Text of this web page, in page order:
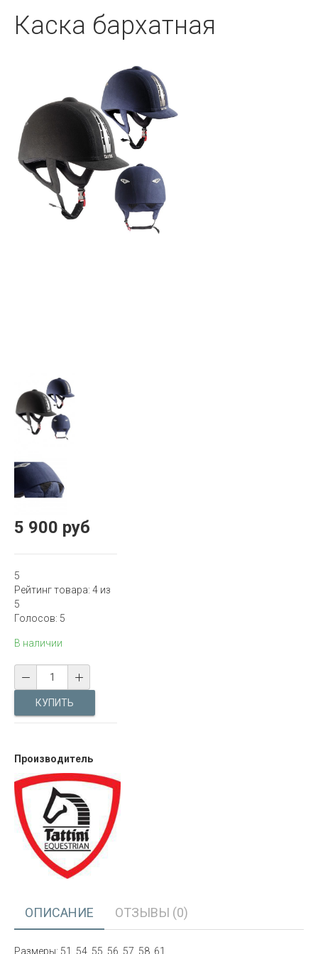
Каска бархатная
5 900 руб
5
Рейтинг товара: 4 из
5
Голосов: 5
В наличии
Производитель
ОПИСАНИЕ ОТЗЫВЫ (0)
Размеры: 51, 54, 55, 56, 57, 58, 61